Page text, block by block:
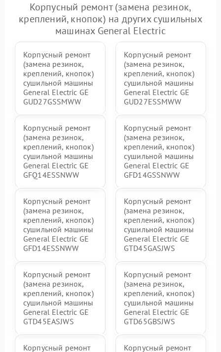
Корпусный ремонт (замена резинок,
креплений, кнопок) на других сушильных
машинах General Electric
Корпусный ремонт
(замена резинок,
креплений, кнопок)
сушильной машины
General Electric GE
GUD27GSSMWW
Корпусный ремонт
(замена резинок,
креплений, кнопок)
сушильной машины
General Electric GE
GUD27ESSMWW
Корпусный ремонт
(замена резинок,
креплений, кнопок)
сушильной машины
General Electric GE
GFQ14ESSNWW
Корпусный ремонт
(замена резинок,
креплений, кнопок)
сушильной машины
General Electric GE
GFD14GSSNWW
Корпусный ремонт
(замена резинок,
креплений, кнопок)
сушильной машины
General Electric GE
GFD14ESSNWW
Корпусный ремонт
(замена резинок,
креплений, кнопок)
сушильной машины
General Electric GE
GTD45GASJWS
Корпусный ремонт
(замена резинок,
креплений, кнопок)
сушильной машины
General Electric GE
GTD45EASJWS
Корпусный ремонт
(замена резинок,
креплений, кнопок)
сушильной машины
General Electric GE
GTD65GBSJWS
Корпусный ремонт Корпусный ремонт